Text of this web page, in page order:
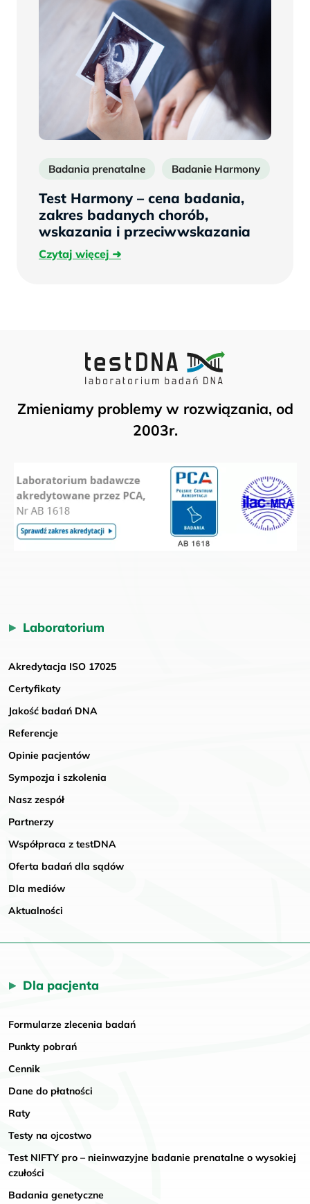
Badania prenatalne Badanie Harmony
Test Harmony – cena badania,
zakres badanych chorób,
wskazania i przeciwwskazania
Czytaj więcejCzytaj
Zmieniamy problemy w rozwiązania, od
2003r.
Laboratorium
Akredytacja ISO 17025
Certyfikaty
Jakość badań DNA
Referencje
Opinie pacjentów
Sympozja i szkolenia
Nasz zespół
Partnerzy
Współpraca z testDNA
Oferta badań dla sądów
Dla mediów
Aktualności
Dla pacjenta
Formularze zlecenia badań
Punkty pobrań
Cennik
Dane do płatności
Raty
Testy na ojcostwo
Test NIFTY pro – nieinwazyjne badanie prenatalne o wysokiej
czułości
Badania genetyczne